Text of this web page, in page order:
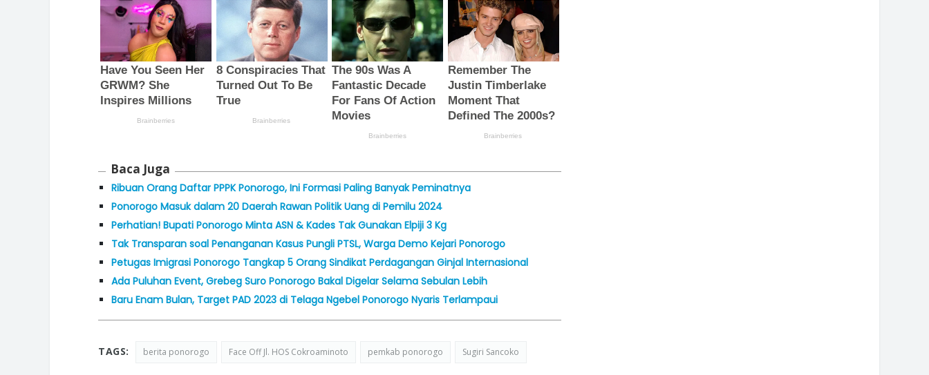
Baca Juga
Ribuan Orang Daftar PPPK Ponorogo, Ini Formasi Paling Banyak Peminatnya
Ponorogo Masuk dalam 20 Daerah Rawan Politik Uang di Pemilu 2024
Perhatian! Bupati Ponorogo Minta ASN & Kades Tak Gunakan Elpiji 3 Kg
Tak Transparan soal Penanganan Kasus Pungli PTSL, Warga Demo Kejari Ponorogo
Petugas Imigrasi Ponorogo Tangkap 5 Orang Sindikat Perdagangan Ginjal Internasional
Ada Puluhan Event, Grebeg Suro Ponorogo Bakal Digelar Selama Sebulan Lebih
Baru Enam Bulan, Target PAD 2023 di Telaga Ngebel Ponorogo Nyaris Terlampaui
TAGS: berita ponorogo Face Off Jl. HOS Cokroaminoto pemkab ponorogo Sugiri Sancoko